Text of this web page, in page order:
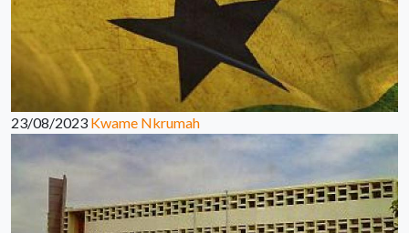
23/08/2023 Kwame Nkrumah